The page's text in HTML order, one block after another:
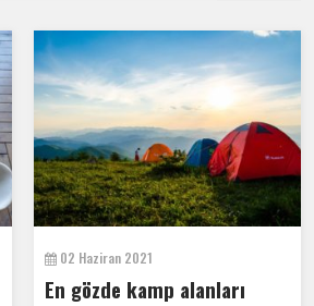
02 Haziran 2021
En gözde kamp alanları